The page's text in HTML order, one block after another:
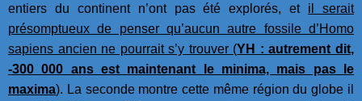
entiers du continent n’ont pas été explorés, et il serait
présomptueux de penser qu’aucun autre fossile d’Homo
sapiens ancien ne pourrait s’y trouver (YH : autrement dit,
-300 000 ans est maintenant le minima, mais pas le
maxima). La seconde montre cette même région du globe il